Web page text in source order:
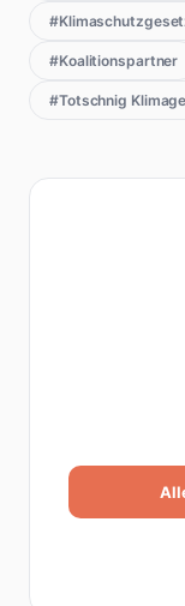
#Koalitionspartner
#Totschnig